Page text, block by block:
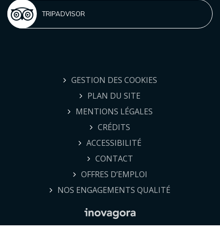
TRIPADVISOR
GESTION DES COOKIES
PLAN DU SITE
MENTIONS LÉGALES
CRÉDITS
ACCESSIBILITÉ
CONTACT
OFFRES D’EMPLOI
NOS ENGAGEMENTS QUALITÉ